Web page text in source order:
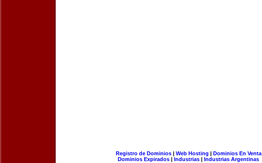
Registro de Dominios| Web Hosting | Dominios En Venta
Dominios Expirados | Industrias | Industrias Argentinas